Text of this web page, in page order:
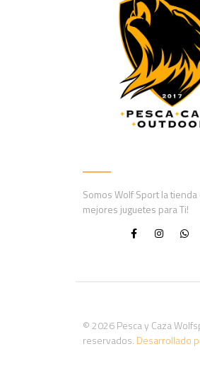
Somos Wolf Sport la
mejores juguetes para Ti!
© 2026 Pesca y Caza
reservados. Desarrollado